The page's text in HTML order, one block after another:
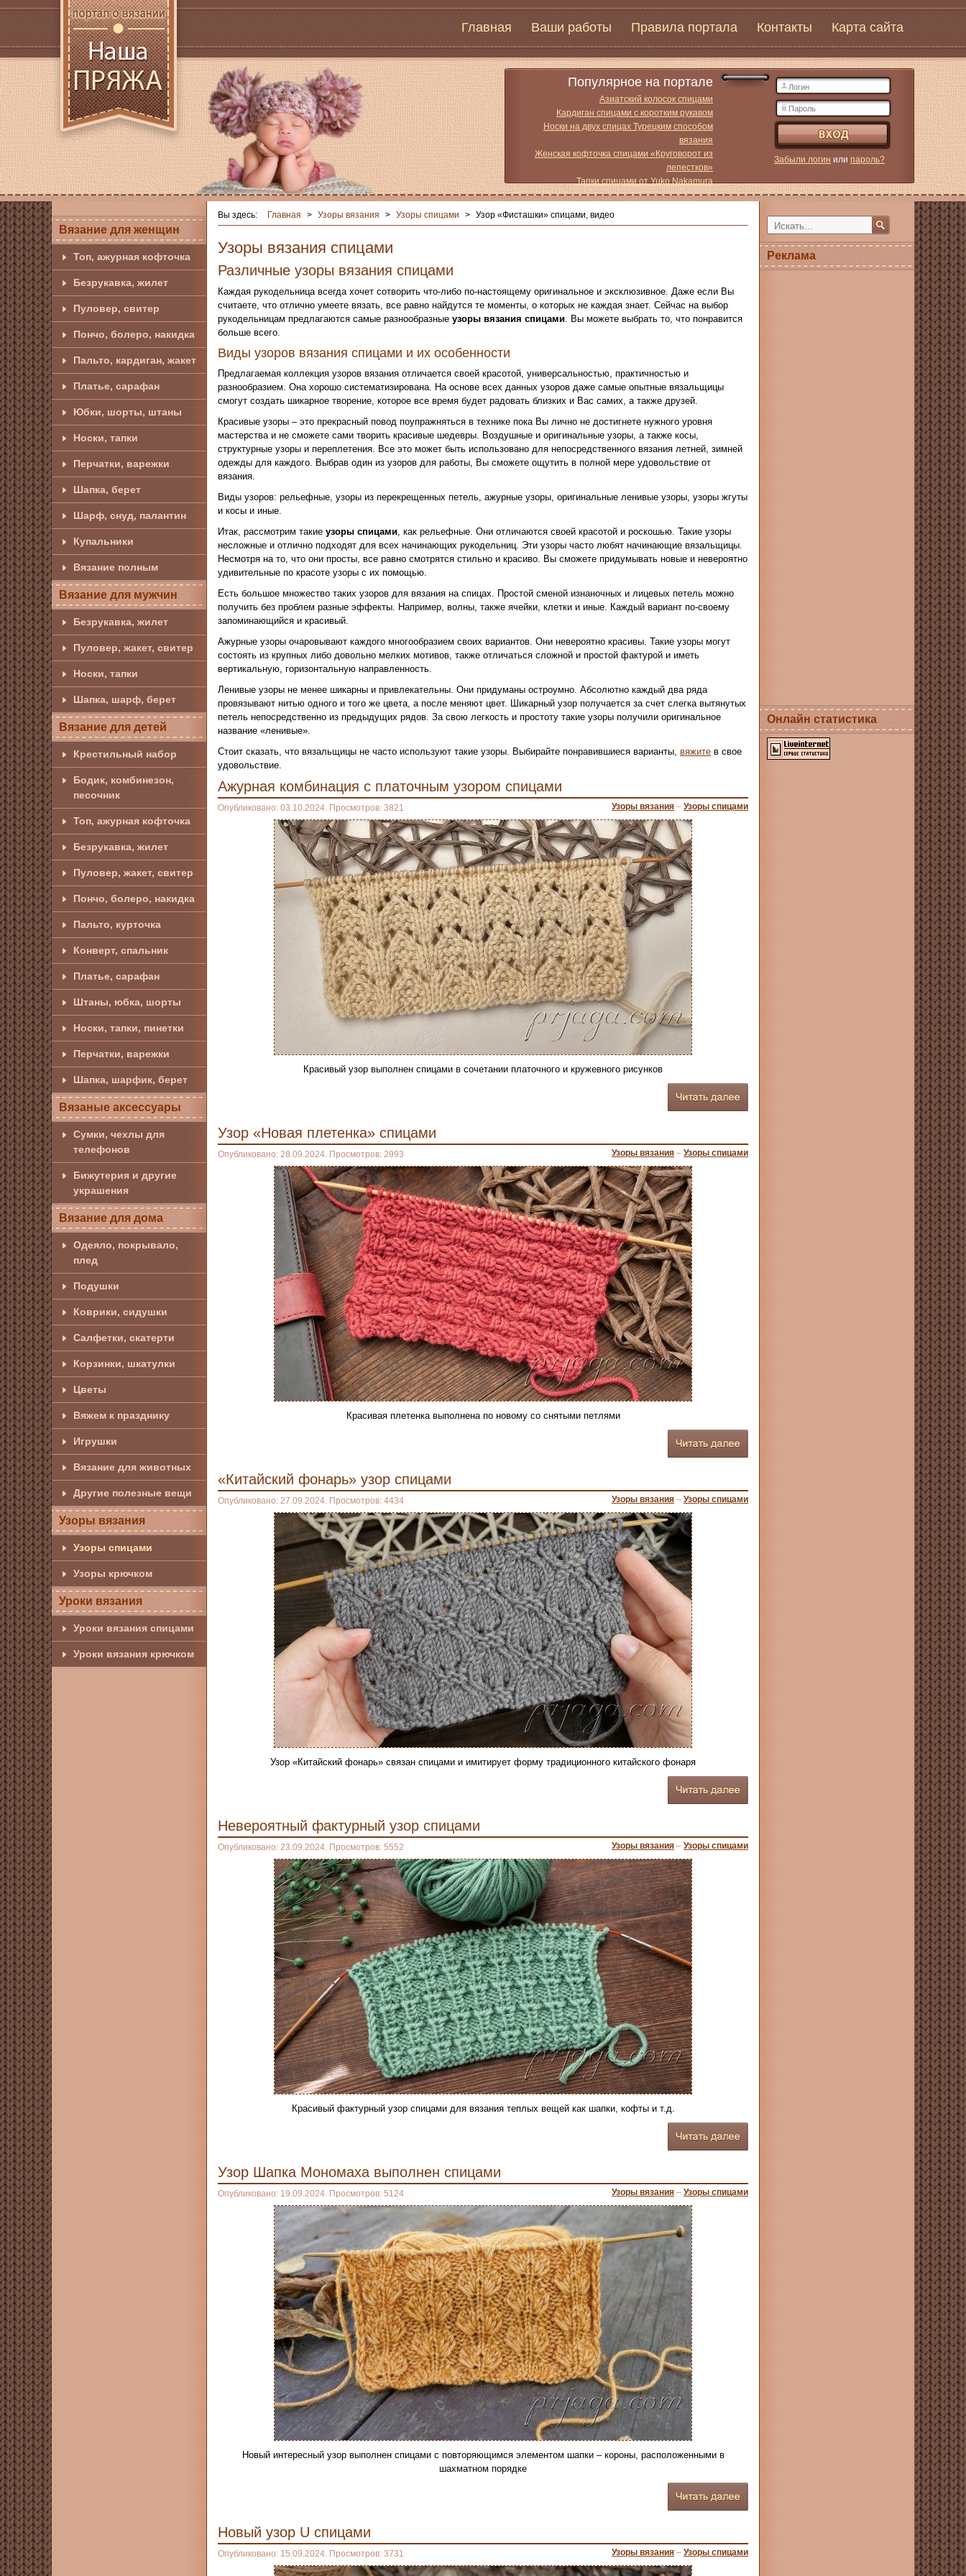
Главная Ваши работы Правила портала Контакты Карта сайта
Популярное на портале
Азиатский колосок спицами
Кардиган спицами с коротким рукавом
Носки на двух спицах Турецким способом
вязания
Женская кофточка спицами «Круговорот из
лепестков»
Тапки спицами от Yuko Nakamura
Забыли логин или пароль?
Вязание для женщин
Топ, ажурная кофточка
Безрукавка, жилет
Пуловер, свитер
Пончо, болеро, накидка
Пальто, кардиган, жакет
Платье, сарафан
Юбки, шорты, штаны
Носки, тапки
Перчатки, варежки
Шапка, берет
Шарф, снуд, палантин
Купальники
Вязание полным
Вязание для мужчин
Безрукавка, жилет
Пуловер, жакет, свитер
Носки, тапки
Шапка, шарф, берет
Вязание для детей
Крестильный набор
Бодик, комбинезон,
песочник
Топ, ажурная кофточка
Безрукавка, жилет
Пуловер, жакет, свитер
Пончо, болеро, накидка
Пальто, курточка
Конверт, спальник
Платье, сарафан
Штаны, юбка, шорты
Носки, тапки, пинетки
Перчатки, варежки
Шапка, шарфик, берет
Вязаные аксессуары
Сумки, чехлы для
телефонов
Бижутерия и другие
украшения
Вязание для дома
Одеяло, покрывало,
плед
Подушки
Коврики, сидушки
Салфетки, скатерти
Корзинки, шкатулки
Цветы
Вяжем к празднику
Игрушки
Вязание для животных
Другие полезные вещи
Узоры вязания
Узоры спицами
Узоры крючком
Уроки вязания
Уроки вязания спицами
Уроки вязания крючком
Вы здесь: Главная > Узоры вязания > Узоры спицами > Узор «Фисташки» спицами, видео
Узоры вязания спицами
Различные узоры вязания спицами
Каждая рукодельница всегда хочет сотворить что-либо по-настоящему оригинальное и эксклюзивное. Даже если Вы
считаете, что отлично умеете вязать, все равно найдутся те моменты, о которых не каждая знает. Сейчас на выбор
рукодельницам предлагаются самые разнообразные узоры вязания спицами. Вы можете выбрать то, что понравится
больше всего.
Виды узоров вязания спицами и их особенности
Предлагаемая коллекция узоров вязания отличается своей красотой, универсальностью, практичностью и
разнообразием. Она хорошо систематизирована. На основе всех данных узоров даже самые опытные вязальщицы
смогут создать шикарное творение, которое все время будет радовать близких и Вас самих, а также друзей.
Красивые узоры – это прекрасный повод поупражняться в технике пока Вы лично не достигнете нужного уровня
мастерства и не сможете сами творить красивые шедевры. Воздушные и оригинальные узоры, а также косы,
структурные узоры и переплетения. Все это может быть использовано для непосредственного вязания летней, зимней
одежды для каждого. Выбрав один из узоров для работы, Вы сможете ощутить в полной мере удовольствие от
вязания.
Виды узоров: рельефные, узоры из перекрещенных петель, ажурные узоры, оригинальные ленивые узоры, узоры жгуты
и косы и иные.
Итак, рассмотрим такие узоры спицами, как рельефные. Они отличаются своей красотой и роскошью. Такие узоры
несложные и отлично подходят для всех начинающих рукодельниц. Эти узоры часто любят начинающие вязальщицы.
Несмотря на то, что они просты, все равно смотрятся стильно и красиво. Вы сможете придумывать новые и невероятно
удивительные по красоте узоры с их помощью.
Есть большое множество таких узоров для вязания на спицах. Простой сменой изнаночных и лицевых петель можно
получить без проблем разные эффекты. Например, волны, также ячейки, клетки и иные. Каждый вариант по-своему
запоминающийся и красивый.
Ажурные узоры очаровывают каждого многообразием своих вариантов. Они невероятно красивы. Такие узоры могут
состоять из крупных либо довольно мелких мотивов, также отличаться сложной и простой фактурой и иметь
вертикальную, горизонтальную направленность.
Ленивые узоры не менее шикарны и привлекательны. Они придуманы остроумно. Абсолютно каждый два ряда
провязывают нитью одного и того же цвета, а после меняют цвет. Шикарный узор получается за счет слегка вытянутых
петель непосредственно из предыдущих рядов. За свою легкость и простоту такие узоры получили оригинальное
название «ленивые».
Стоит сказать, что вязальщицы не часто используют такие узоры. Выбирайте понравившиеся варианты, вяжите в свое
удовольствие.
Ажурная комбинация с платочным узором спицами
Опубликовано: 03.10.2024. Просмотров: 3821 Узоры вязания – Узоры спицами
Красивый узор выполнен спицами в сочетании платочного и кружевного рисунков
Узор «Новая плетенка» спицами
Опубликовано: 28.09.2024. Просмотров: 2993 Узоры вязания – Узоры спицами
Красивая плетенка выполнена по новому со снятыми петлями
«Китайский фонарь» узор спицами
Опубликовано: 27.09.2024. Просмотров: 4434 Узоры вязания – Узоры спицами
Узор «Китайский фонарь» связан спицами и имитирует форму традиционного китайского фонаря
Невероятный фактурный узор спицами
Опубликовано: 23.09.2024. Просмотров: 5552 Узоры вязания – Узоры спицами
Красивый фактурный узор спицами для вязания теплых вещей как шапки, кофты и т.д.
Узор Шапка Мономаха выполнен спицами
Опубликовано: 19.09.2024. Просмотров: 5124 Узоры вязания – Узоры спицами
Новый интересный узор выполнен спицами с повторяющимся элементом шапки – короны, расположенными в
шахматном порядке
Новый узор U спицами
Опубликовано: 15.09.2024. Просмотров: 3731 Узоры вязания – Узоры спицами
Реклама
Онлайн статистика